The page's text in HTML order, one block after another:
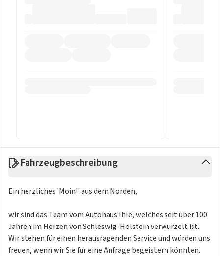
Fahrzeugbeschreibung
Ein herzliches 'Moin!' aus dem Norden,
wir sind das Team vom Autohaus Ihle, welches seit über 100
Jahren im Herzen von Schleswig-Holstein verwurzelt ist.
Wir stehen für einen herausragenden Service und würden uns
freuen, wenn wir Sie für eine Anfrage begeistern könnten.